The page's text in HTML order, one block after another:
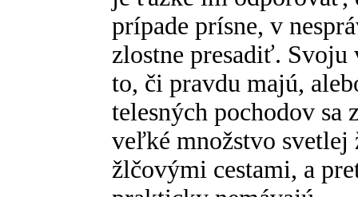
prípade prísne, v
zlostne presadiť.
to, či pravdu majú,
telesných pochodov sa
veľké množstvo svetlej
žlčovými cestami, a